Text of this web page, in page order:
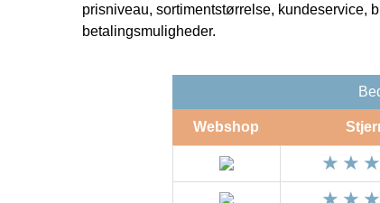
prisniveau, sortimentstørrelse, kundeservice,
betalingsmuligheder.
Webshop